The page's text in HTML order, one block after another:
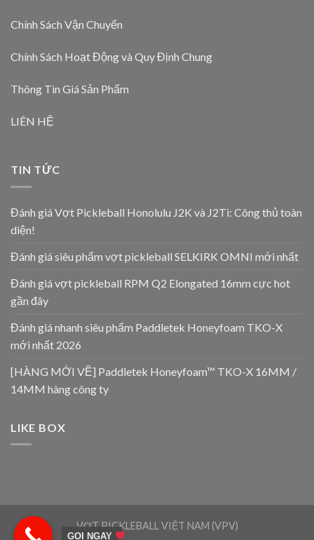
Chính Sách Vận Chuyển
Chính Sách Hoạt Động và Quy Định Chung
Thông Tin Giá Sản Phẩm
LIÊN HỆ
TIN TỨC
Đánh giá Vợt Pickleball Honolulu J2K và J2Ti: Công thủ toàn
diện!
Đánh giá siêu phẩm vợt pickleball SELKIRK OMNI mới nhất
Đánh giá vợt pickleball RPM Q2 Elongated 16mm cực hot
gần đây
Đánh giá nhanh siêu phẩm Paddletek Honeyfoam TKO-X
mới nhất 2026
[HÀNG MỚI VỀ] Paddletek Honeyfoam™ TKO-X 16MM /
14MM hàng công ty
LIKE BOX
VỢT PICKLEBALL VIỆT NAM (VPV)
GỌI NGAY